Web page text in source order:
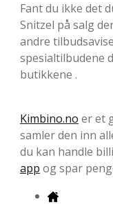
Fant du ikke det
Snitzel på salg
andre
spesialtilbudene
butikkene .
Kimbino.no er et
samler den inn
du kan handle
app og spar